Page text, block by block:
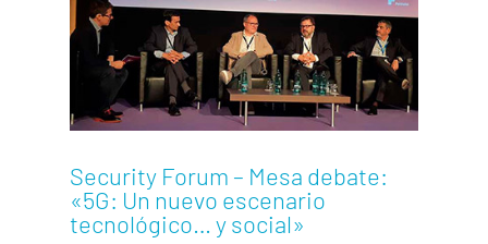
Security Forum – Mesa debate:
«5G: Un nuevo escenario
tecnológico… y social»